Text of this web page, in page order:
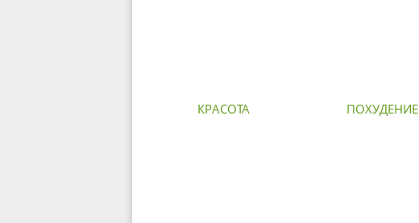
КРАСОТА ПОХУДЕНИЕ